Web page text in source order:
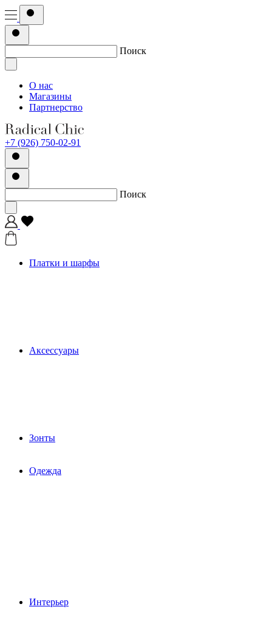
Поиск
О нас
Магазины
Партнерство
+7 (926) 750-02-91
Поиск
Платки и шарфы
Аксессуары
Зонты
Одежда
Интерьер